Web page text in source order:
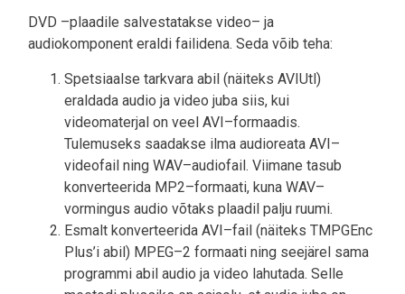
DVD –plaadile salvestatakse video– ja
audiokomponent eraldi failidena. Seda võib teha:
Spetsiaalse tarkvara abil (näiteks AVIUtl)
eraldada audio ja video juba siis, kui
videomaterjal on veel AVI–formaadis.
Tulemuseks saadakse ilma audioreata AVI–
videofail ning WAV–audiofail. Viimane tasub
konverteerida MP2–formaati, kuna WAV–
vormingus audio võtaks plaadil palju ruumi.
Esmalt konverteerida AVI–fail (näiteks TMPGEnc
Plus’i abil) MPEG–2 formaati ning seejärel sama
programmi abil audio ja video lahutada. Selle